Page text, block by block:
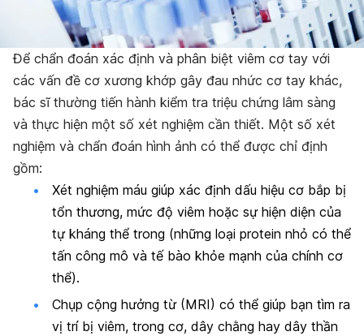
Để chẩn đoán xác định và phân biệt viêm cơ tay với
các vấn đề cơ xương khớp gây đau nhức cơ tay khác,
bác sĩ thường tiến hành kiểm tra triệu chứng lâm sàng
và thực hiện một số xét nghiệm cần thiết. Một số xét
nghiệm và chẩn đoán hình ảnh có thể được chỉ định
gồm:
Xét nghiệm máu giúp xác định dấu hiệu cơ bắp bị
tổn thương, mức độ viêm hoặc sự hiện diện của
tự kháng thể trong (những loại protein nhỏ có thể
tấn công mô và tế bào khỏe mạnh của chính cơ
thể).
Chụp cộng hưởng từ (MRI) có thể giúp bạn tìm ra
vị trí bị viêm, trong cơ, dây chằng hay dây thần